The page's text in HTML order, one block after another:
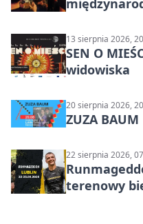
13 sierpnia 2026,
SEN O
widowiska
20 sierpnia 2026,
ZUZA
22 sierpnia 2026,
terenowy